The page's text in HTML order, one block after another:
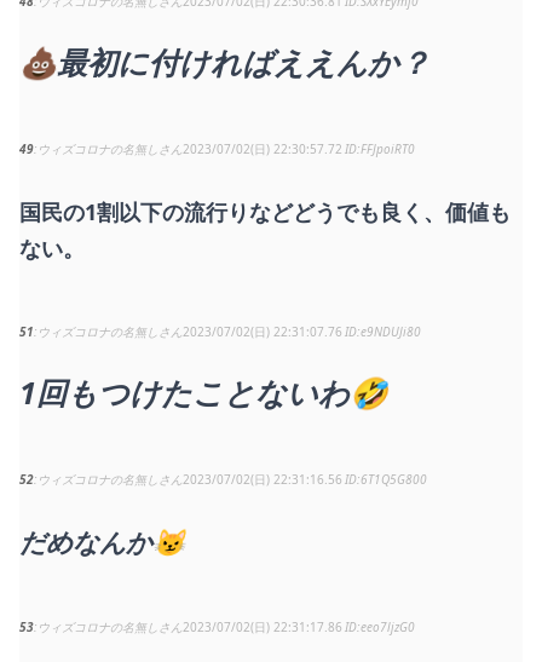
💩最初に付ければええんか？
49 ウィズコロナの名無しさん2023/07/02(日) 22:30:57.72 FFJpoiRT0
国民の1割以下の流行りなどどうでも良く、価値も
ない。
51 ウィズコロナの名無しさん2023/07/02(日) 22:31:07.76 e9NDUJi80
1回もつけたことないわ🤣
52 ウィズコロナの名無しさん2023/07/02(日) 22:31:16.56 6T1Q5G800
だめなんか😼
53 ウィズコロナの名無しさん2023/07/02(日) 22:31:17.86 eeo7ljzG0